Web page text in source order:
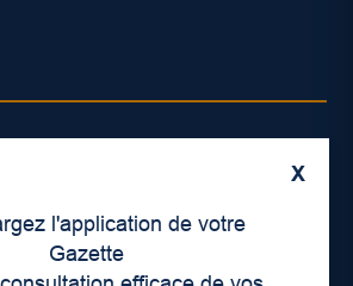
X
l'application de votre
Gazette